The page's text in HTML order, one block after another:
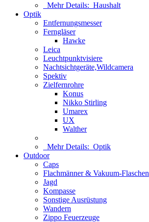
Mehr Details: Haushalt
Optik
Entfernungsmesser
Ferngläser
Hawke
Leica
Leuchtpunktvisiere
Nachtsichtgeräte,Wildcamera
Spektiv
Zielfernrohre
Konus
Nikko Stirling
Umarex
UX
Walther
Mehr Details: Optik
Outdoor
Caps
Flachmänner & Vakuum-Flaschen
Jagd
Kompasse
Sonstige Ausrüstung
Wandern
Zippo Feuerzeuge